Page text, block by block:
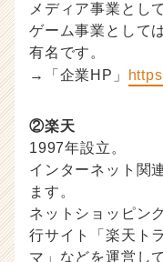
メディア事業とし
ゲーム事業として
有名です。
→「企業HP」
②楽天
1997年設立。
インターネット関
ます。
ネットショッピン
行サイト「楽天ト
マ」などを運営し